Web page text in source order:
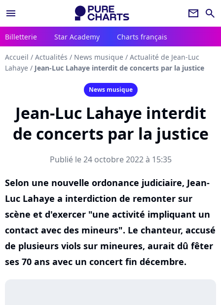
menu newsletter search
Billetterie Star Academy Charts français
Accueil / Actualités / News musique / Actualité de Jean-Luc
Lahaye / Jean-Luc Lahaye interdit de concerts par la justice
News musique
Jean-Luc Lahaye interdit
de concerts par la justice
Publié le 24 octobre 2022 à 15:35
Selon une nouvelle ordonance judiciaire, Jean-
Luc Lahaye a interdiction de remonter sur
scène et d'exercer "une activité impliquant un
contact avec des mineurs". Le chanteur, accusé
de plusieurs viols sur mineures, aurait dû fêter
ses 70 ans avec un concert fin décembre.